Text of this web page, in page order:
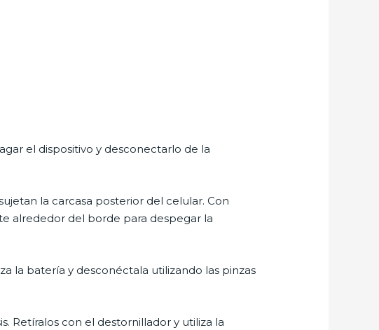
el dispositivo y desconectarlo de la
la carcasa posterior del celular. Con
alrededor del borde para despegar la
la batería y desconéctala utilizando las pinzas
Retíralos con el destornillador y utiliza la